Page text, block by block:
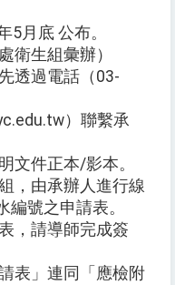
5月底 公布。
衛生組彙辦）
透過電話（03-
）聯繫承
文件正本/影本。
，由承辦人進行線
號之申請表。
，請導師完成簽
表」連同「應檢附